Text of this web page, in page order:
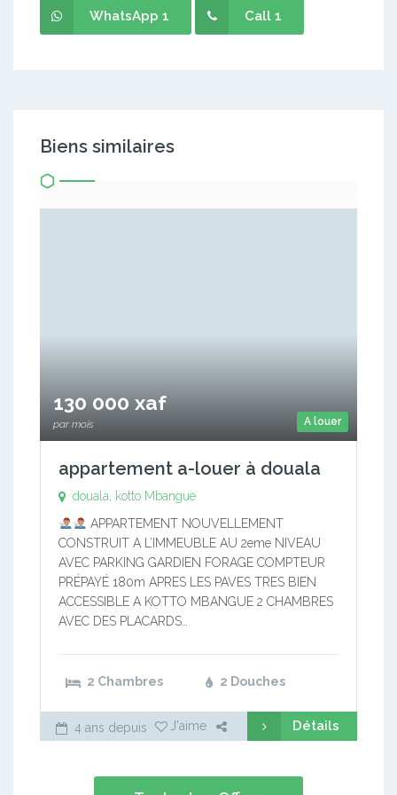
WhatsApp 1 Call 1
Biens similaires
A louer
130 000 xaf
par mois
appartement a-louer à douala
douala, kotto Mbangue
APPARTEMENT NOUVELLEMENT
CONSTRUIT A L’IMMEUBLE AU 2eme NIVEAU
AVEC PARKING GARDIEN FORAGE COMPTEUR
PRÉPAYÉ 180m APRES LES PAVES TRES BIEN
ACCESSIBLE A KOTTO MBANGUE 2 CHAMBRES
AVEC DES PLACARDS…
2 Chambres 2 Douches
4 ans depuis J'aime Détails